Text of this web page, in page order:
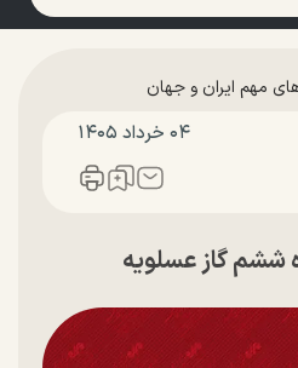
مهم ایران و جهان
۰۴ خرداد ۱۴۰۵
ششم گاز عسلویه